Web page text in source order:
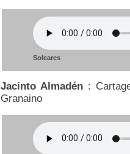
Soleares
Jacinto Almadén :
Granaino